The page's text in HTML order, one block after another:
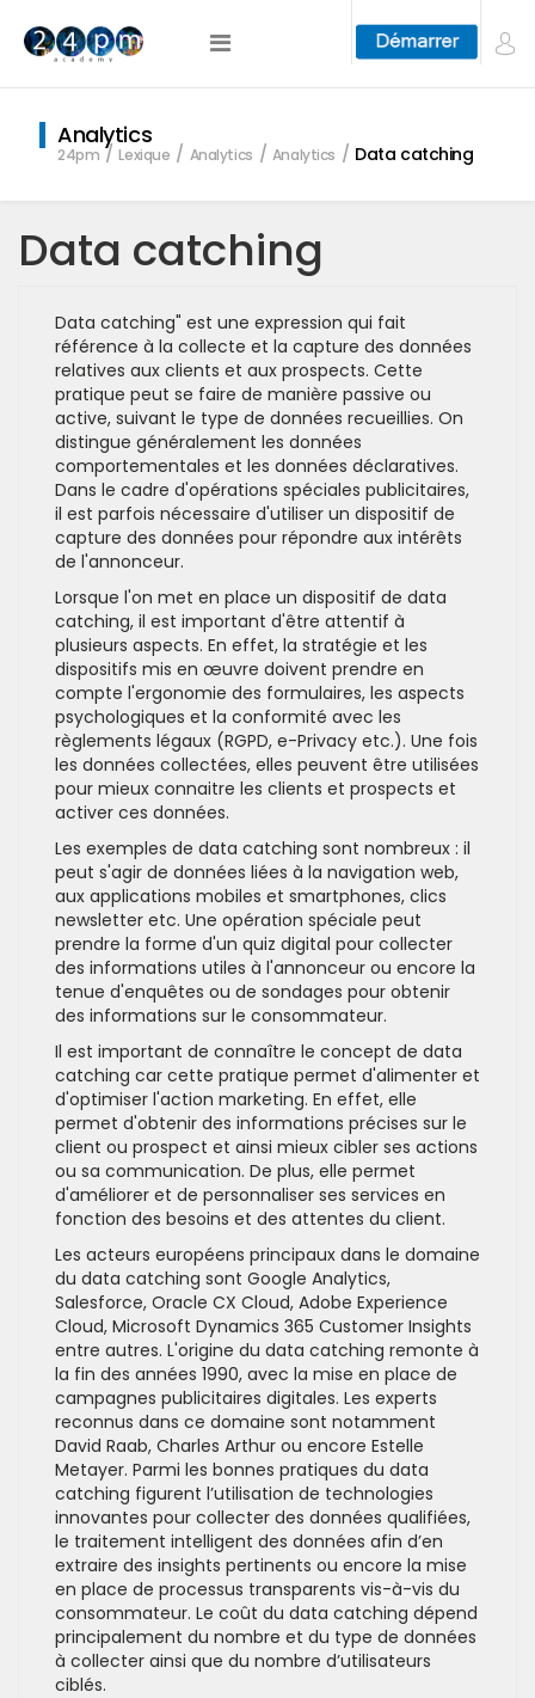
Analytics
24pm Lexique Analytics Analytics Data catching
Data catching
Data catching" est une expression qui fait
référence à la collecte et la capture des données
relatives aux clients et aux prospects. Cette
pratique peut se faire de manière passive ou
active, suivant le type de données recueillies. On
distingue généralement les données
comportementales et les données déclaratives.
Dans le cadre d'opérations spéciales publicitaires,
il est parfois nécessaire d'utiliser un dispositif de
capture des données pour répondre aux intérêts
de l'annonceur.
Lorsque l'on met en place un dispositif de data
catching, il est important d'être attentif à
plusieurs aspects. En effet, la stratégie et les
dispositifs mis en œuvre doivent prendre en
compte l'ergonomie des formulaires, les aspects
psychologiques et la conformité avec les
règlements légaux (RGPD, e-Privacy etc.). Une fois
les données collectées, elles peuvent être utilisées
pour mieux connaitre les clients et prospects et
activer ces données.
Les exemples de data catching sont nombreux : il
peut s'agir de données liées à la navigation web,
aux applications mobiles et smartphones, clics
newsletter etc. Une opération spéciale peut
prendre la forme d'un quiz digital pour collecter
des informations utiles à l'annonceur ou encore la
tenue d'enquêtes ou de sondages pour obtenir
des informations sur le consommateur.
Il est important de connaître le concept de data
catching car cette pratique permet d'alimenter et
d'optimiser l'action marketing. En effet, elle
permet d'obtenir des informations précises sur le
client ou prospect et ainsi mieux cibler ses actions
ou sa communication. De plus, elle permet
d'améliorer et de personnaliser ses services en
fonction des besoins et des attentes du client.
Les acteurs européens principaux dans le domaine
du data catching sont Google Analytics,
Salesforce, Oracle CX Cloud, Adobe Experience
Cloud, Microsoft Dynamics 365 Customer Insights
entre autres. L'origine du data catching remonte à
la fin des années 1990, avec la mise en place de
campagnes publicitaires digitales. Les experts
reconnus dans ce domaine sont notamment
David Raab, Charles Arthur ou encore Estelle
Metayer. Parmi les bonnes pratiques du data
catching figurent l’utilisation de technologies
innovantes pour collecter des données qualifiées,
le traitement intelligent des données afin d’en
extraire des insights pertinents ou encore la mise
en place de processus transparents vis-à-vis du
consommateur. Le coût du data catching dépend
principalement du nombre et du type de données
à collecter ainsi que du nombre d’utilisateurs
ciblés.